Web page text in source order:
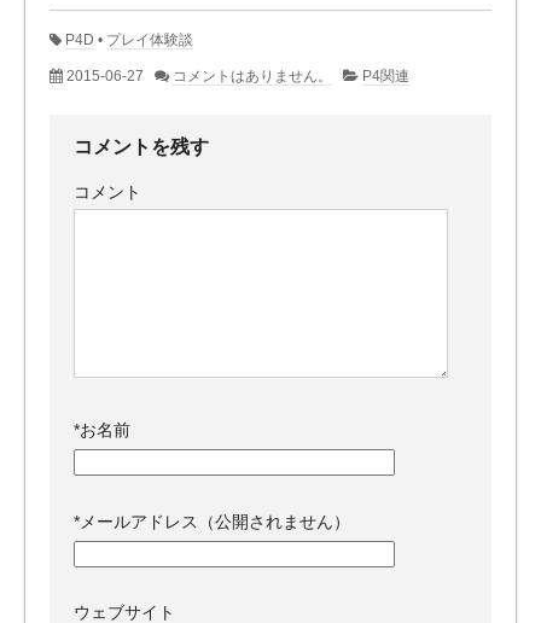
P4D • プレイ体験談
2015-06-27 コメントはありません。 P4関連
コメントを残す
コメント
*お名前
* メールアドレス（公開されません）
ウェブサイト